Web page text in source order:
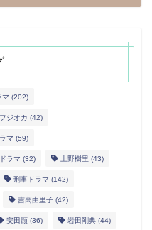
マ (202)
ジオカ (42)
マ (59)
ラマ (32) 上野樹里 (43)
刑事ドラマ (142)
吉高由里子 (42)
安田顕 (36) 岩田剛典 (44)